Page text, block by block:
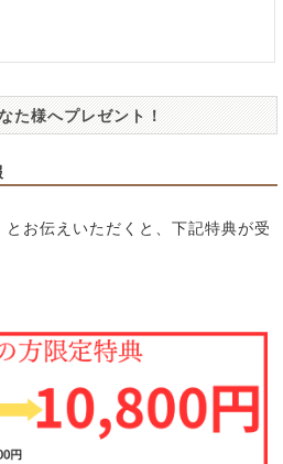
た様へプレゼント！
とお伝えいただくと、下記特典が受